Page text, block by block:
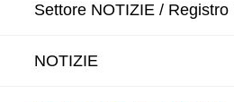
Settore NOTIZIE / Registro
NOTIZIE